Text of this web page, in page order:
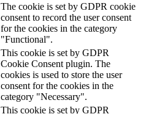
The cookie is set by GDPR cookie
consent to record the user consent
for the cookies in the category
"Functional".
This cookie is set by GDPR
Cookie Consent plugin. The
cookies is used to store the user
consent for the cookies in the
category "Necessary".
This cookie is set by GDPR